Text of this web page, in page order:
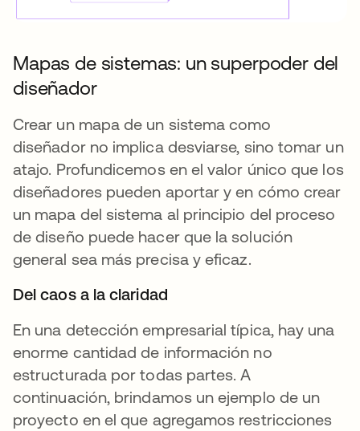
Mapas de sistemas: un superpoder del
diseñador
Crear un mapa de un sistema como
diseñador no implica desviarse, sino tomar un
atajo. Profundicemos en el valor único que los
diseñadores pueden aportar y en cómo crear
un mapa del sistema al principio del proceso
de diseño puede hacer que la solución
general sea más precisa y eficaz.
Del caos a la claridad
En una detección empresarial típica, hay una
enorme cantidad de información no
estructurada por todas partes. A
continuación, brindamos un ejemplo de un
proyecto en el que agregamos restricciones